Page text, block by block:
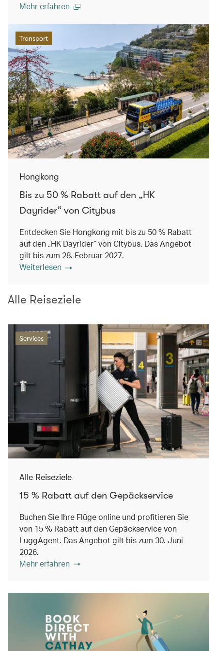
Mehr erfahren
Transport
Hongkong
Bis zu 50 % Rabatt auf den „HK
Dayrider“ von Citybus
Entdecken Sie Hongkong mit bis zu 50 % Rabatt
auf den „HK Dayrider“ von Citybus. Das Angebot
gilt bis zum 28. Februar 2027.
Weiterlesen
Alle Reiseziele
Services
Alle Reiseziele
15 % Rabatt auf den Gepäckservice
Buchen Sie Ihre Flüge online und profitieren Sie
von 15 % Rabatt auf den Gepäckservice von
LuggAgent. Das Angebot gilt bis zum 30. Juni
2026.
Mehr erfahren